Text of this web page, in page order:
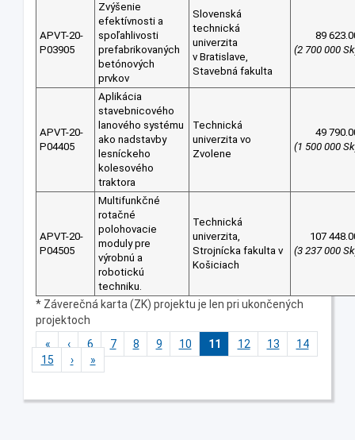
APVT-20-
P03905
Zvýšenie
efektívnosti a
spoľahlivosti
prefabrikovaných
betónových
prvkov
Slovenská
technická
univerzita
v Bratislave,
Stavebná fakulta
89
(2 700 000
APVT-20-
P04405
Aplikácia
stavebnicového
lanového systému
ako nadstavby
lesníckeho
kolesového
traktora
Technická
univerzita vo
Zvolene
49
(1 500 000
APVT-20-
P04505
Multifunkčné
rotačné
polohovacie
moduly pre
výrobnú a
robotickú
techniku.
Technická
univerzita,
Strojnícka fakulta v
Košiciach
107
(3 237 000
* Záverečná karta (ZK) projektu je len pri ukončených
projektoch
«
‹ 6 7 8 9 10 11 12 13
14
15
› »